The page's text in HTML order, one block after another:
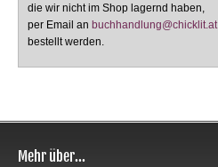
die wir nicht im Shop lagernd haben,
per Email an buchhandlung@chicklit.at
bestellt werden.
Mehr über...